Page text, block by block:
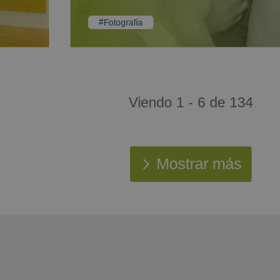
Fotografía
Mostrar más
Viendo 1 - 6 de 134